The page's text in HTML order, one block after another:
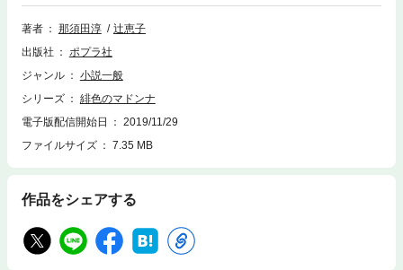
――。苦労も失敗も朗らかに乗り越えて、新たな道を切りひらいた女性陶
芸家・神山清子の情熱的な人生、笑いと涙の物語。
著者 那須田淳
辻󠄀恵子
出版社
ポプラ社
ジャンル
小説一般
シリーズ
緋色のマドンナ
電子版配信開始日
2019/11/29
ファイルサイズ
7.35 MB
作品をシェアする